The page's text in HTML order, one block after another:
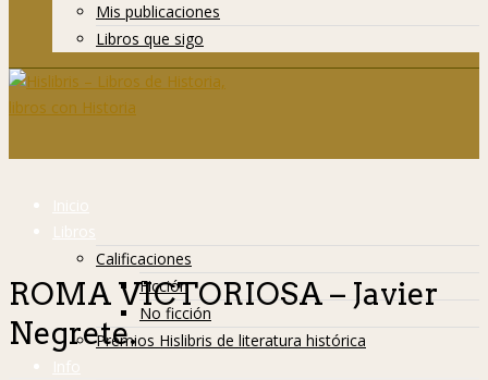
Mis publicaciones
Libros que sigo
Inicio
Libros
Calificaciones
Ficción
No ficción
Premios Hislibris de literatura histórica
Info
ROMA VICTORIOSA – Javier
Negrete.